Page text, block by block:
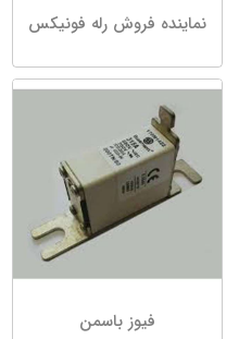
نماینده فروش رله فونیکس
فیوز باسمن